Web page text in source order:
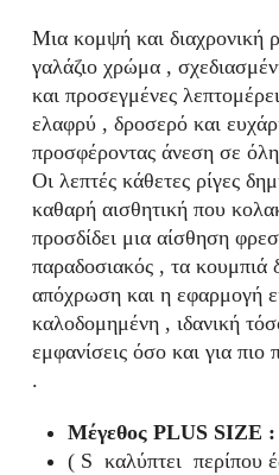
Μια κομψή και διαχρονική
γαλάζιο χρώμα ,
και προσεγμένες
ελαφρύ , δροσερό και
προσφέροντας άνεση σε
Οι λεπτές κάθετες ρίγες
καθαρή αισθητική που
προσδίδει μια αίσθηση
παραδοσιακός , τα κουμπιά
απόχρωση και η εφαρμογή
καλοδομημένη , ιδανική
εμφανίσεις όσο και για πιο
.
Μέγεθος PLUS SIZE :
( S καλύπτει περίπου